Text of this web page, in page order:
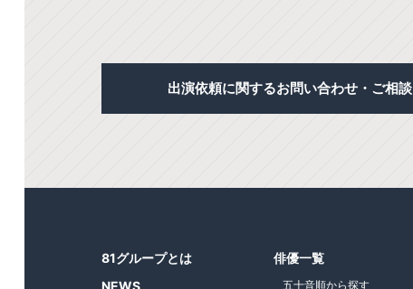
出演依頼に関するお問い合わせ・ご相談
81グループとは
俳優一覧
五十音順から探す